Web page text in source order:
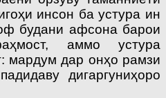
инсон ба устура ин
будани афсона барои
аммо устура
мардум дар онҳо рамзи
дигаргуниҳоро